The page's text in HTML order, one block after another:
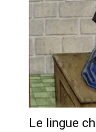
Le lingue